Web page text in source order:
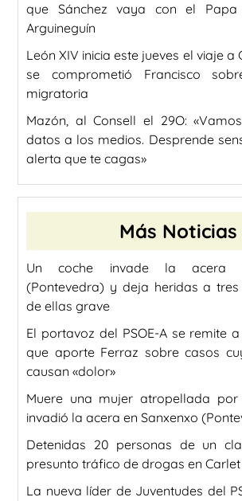
que Sánchez vaya con el
Arguineguín
León XIV inicia este jueves el viaje a
se comprometió Francisco
migratoria
Mazón, al Consell el 29O:
datos a los medios. Desprende
alerta que te cagas»
Más Noticias
Un coche invade la acera
(Pontevedra) y deja heridas a tres
de ellas grave
El portavoz del PSOE-A se remite
que aporte Ferraz sobre casos
causan «dolor»
Muere una mujer atropellada
invadió la acera en Sanxenxo
Detenidas 20 personas de un
presunto tráfico de drogas en Carlet
La nueva líder de Juventudes del